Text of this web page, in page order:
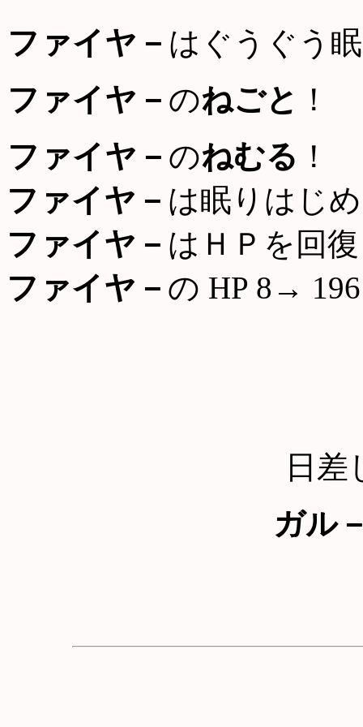
ファイヤ－ はぐうぐう
ファイヤ－ のねごと ！
ファイヤ－ のねむる ！
ファイヤ－ は眠りはじ
ファイヤ－ はＨＰを回
ファイヤ－ の HP 8→ 196
日差
ガル